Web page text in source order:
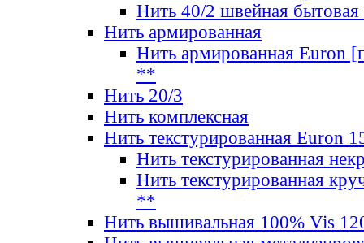
Нить 40/2 швейная бытовая
Нить армированная
Нить армированная Euron
**
Нить 20/3
Нить комплексная
Нить текстурированная Euron
Нить текстурированная
Нить текстурированная
**
Нить вышивальная 100% Vis